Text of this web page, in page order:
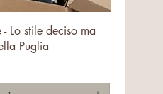
rapida
Lo stile deciso ma
Puglia